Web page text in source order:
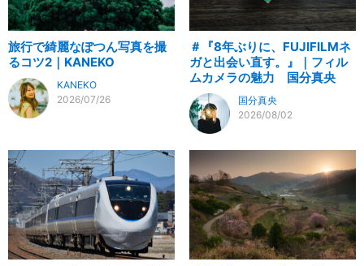
旅行で綺麗なぽつん写真を撮
るコツ2｜KANEKO
KANEKO
2026/07/26
＃『8年ぶりに、FUJIFILMネ
ガと出会い直す。』｜フィル
ムカメラの魅力 国分真央
国分真央
2026/08/02